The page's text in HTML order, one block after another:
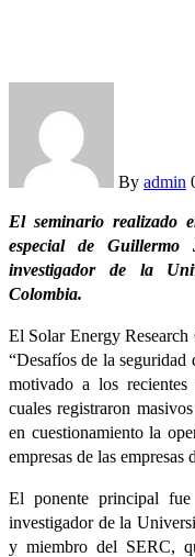
By admin
El seminario realizado
especial de Guillermo
investigador de la
Colombia.
El Solar Energy
“Desafíos de la seguridad
motivado a los recientes
cuales registraron
en cuestionamiento la
empresas de las
El ponente principal fue
investigador de la
y miembro del SERC,